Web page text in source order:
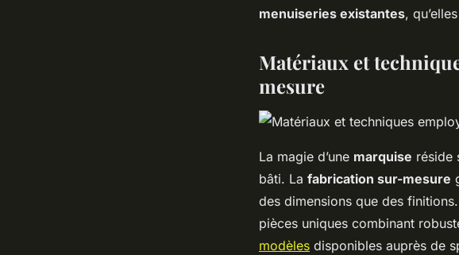
menuiseries existantes,
Matériaux et
mesure
La magie d’une marquise réside
bâti. La fabrication sur-mesure
des dimensions que des finitions.
pièces uniques combinant
modèles disponibles auprès de